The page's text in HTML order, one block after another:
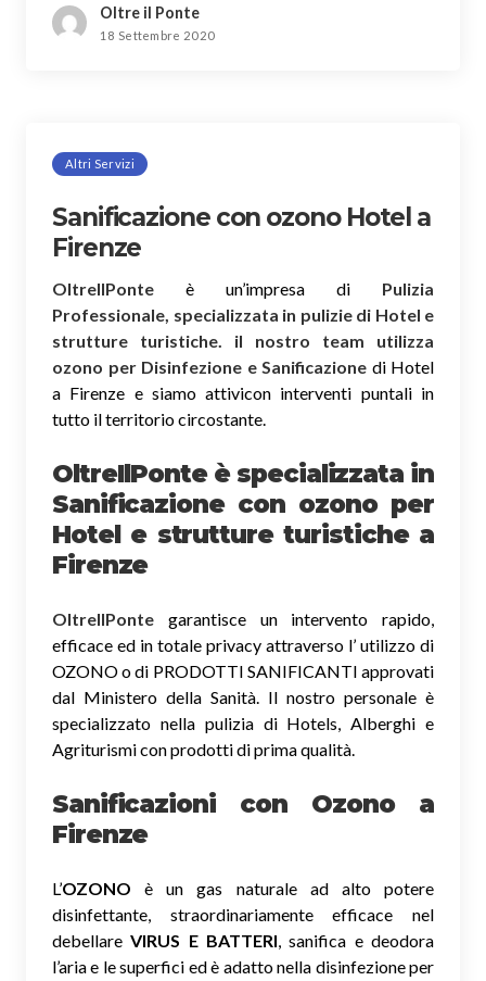
Oltre il Ponte
18 Settembre 2020
Altri Servizi
Sanificazione con ozono Hotel a
Firenze
OltreIlPonte è un’impresa di Pulizia
Professionale, specializzata in pulizie di Hotel e
strutture turistiche. il nostro team utilizza
ozono per Disinfezione e Sanificazione di Hotel
a Firenze e siamo attivicon interventi puntali in
tutto il territorio circostante.
OltreIlPonte è specializzata in
Sanificazione con ozono per
Hotel e strutture turistiche a
Firenze
OltreIlPonte garantisce un intervento rapido,
efficace ed in totale privacy attraverso l’ utilizzo di
OZONO o di PRODOTTI SANIFICANTI approvati
dal Ministero della Sanità. Il nostro personale è
specializzato nella pulizia di Hotels, Alberghi e
Agriturismi con prodotti di prima qualità.
Sanificazioni con Ozono a
Firenze
L’OZONO è un gas naturale ad alto potere
disinfettante, straordinariamente efficace nel
debellareVIRUS E BATTERI, sanifica e deodora
l’aria e le superfici ed è adatto nella disinfezione per